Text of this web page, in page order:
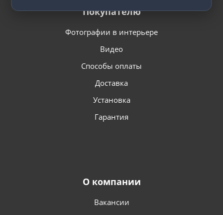
Покупателю
Фотографии в интерьере
Видео
Способы оплаты
Доставка
Установка
Гарантия
О компании
Вакансии